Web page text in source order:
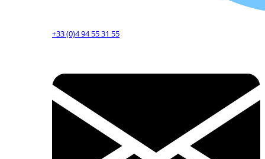
+33 (0)4 94 55 31 55